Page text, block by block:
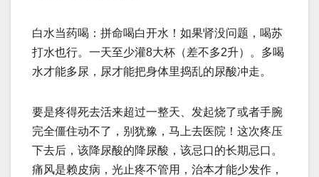
白水当药喝：拼命喝白开水！如果肾没问题，喝苏
打水也行。一天至少灌8大杯（差不多2升）。多喝
水才能多尿，尿才能把身体里捣乱的尿酸冲走。
要是疼得死去活来超过一整天、发起烧了或者手腕
完全僵住动不了，别犹豫，马上去医院！这次疼压
下去后，该降尿酸的降尿酸，该忌口的长期忌口。
痛风是赖皮病，光止疼不管用，治本才能少发作，